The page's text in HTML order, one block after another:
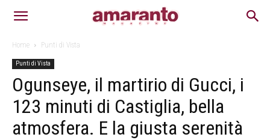
Home Punti di Vista
Punti di Vista
Ogunseye, il martirio di Gucci, i
123 minuti di Castiglia, bella
atmosfera. E la giusta serenità